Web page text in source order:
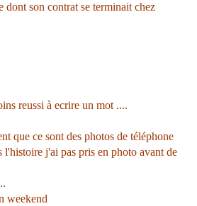
dont son contrat se terminait chez
reussi à ecrire un mot ....
que ce sont des photos de téléphone
j'ai pas pris en photo avant de
weekend